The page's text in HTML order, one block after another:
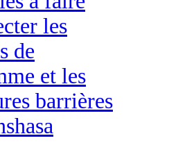
les
de
et les
barrières